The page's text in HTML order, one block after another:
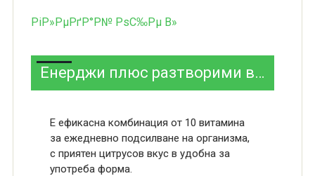
РіР»РµРґР°Р№ РѕС‰Рµ В»
Енерджи плюс разтворими витамини
Е ефикасна комбинация от 10 витамина
за ежедневно подсилване на организма,
с приятен цитрусов вкус в удобна за
употреба форма.